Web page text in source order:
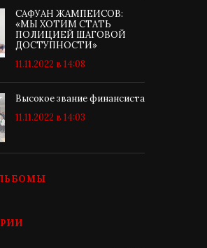
САФУАН ЖАМПЕИСОВ:
«МЫ ХОТИМ СТАТЬ
ПОЛИЦИЕЙ ШАГОВОЙ
ДОСТУПНОСТИ»
11.11.2022 в 14:08
Высокое звание финансиста
11.11.2022 в 14:03